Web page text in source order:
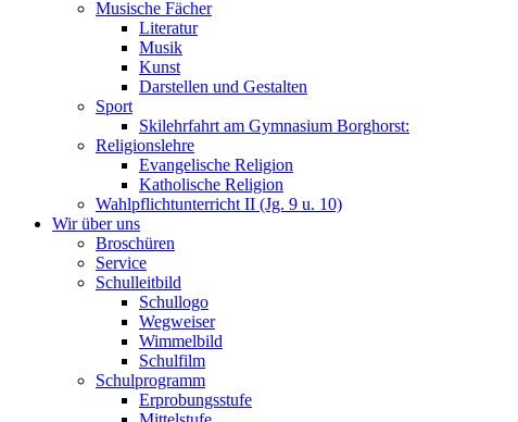
Musische Fächer
Literatur
Musik
Kunst
Darstellen und Gestalten
Sport
Skilehrfahrt am Gymnasium Borghorst:
Religionslehre
Evangelische Religion
Katholische Religion
Wahlpflichtunterricht II (Jg. 9 u. 10)
Wir über uns
Broschüren
Service
Schulleitbild
Schullogo
Wegweiser
Wimmelbild
Schulfilm
Schulprogramm
Erprobungsstufe